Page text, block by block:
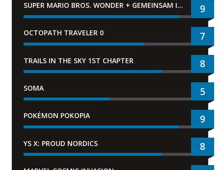
SUPER MARIO BROS. WONDER + GEMEINSAM IM BELLABEL-PARK 9
OCTOPATH TRAVELER 0 7
TRAILS IN THE SKY 1ST CHAPTER 8
SOMA 5
POKÉMON POKOPIA 9
YS X: PROUD NORDICS 8